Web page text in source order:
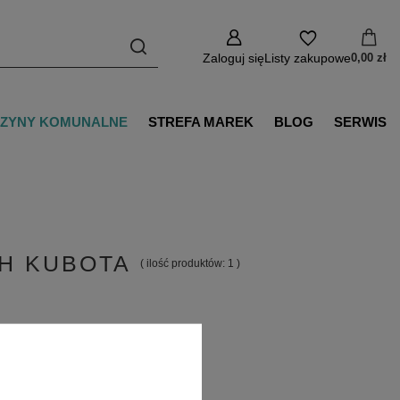
Zaloguj sięListy zakupowe0,00 zł
KOMUNALNE STREFA MAREK BLOG SERWIS
KUBOTA ( ilość produktów: 1 )